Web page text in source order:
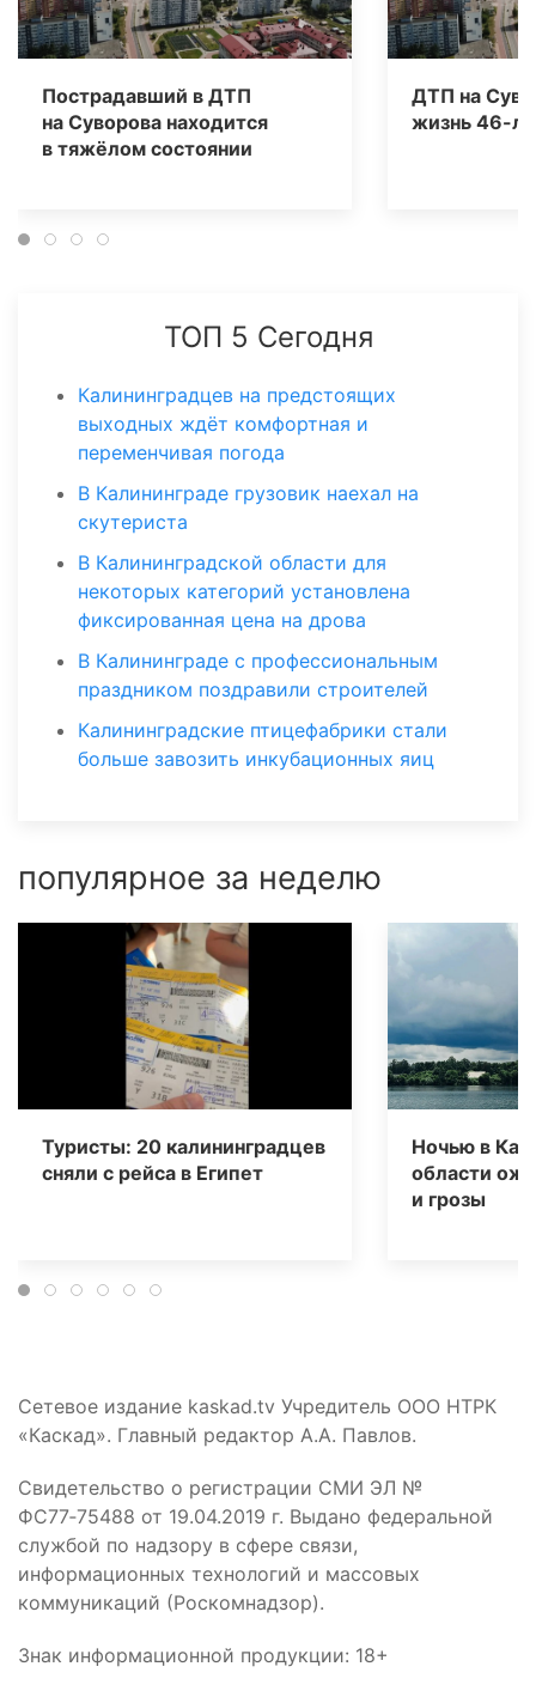
Пострадавший в ДТП
на Суворова находится
в тяжёлом состоянии
ДТП на
жизнь 46-
ТОП 5 Сегодня
Калининградцев на предстоящих
выходных ждёт комфортная и
переменчивая погода
В Калининграде грузовик наехал на
скутериста
В Калининградской области для
некоторых категорий установлена
фиксированная цена на дрова
В Калининграде с профессиональным
праздником поздравили строителей
Калининградские птицефабрики стали
больше завозить инкубационных яиц
популярное за неделю
Туристы: 20 калининградцев
сняли с рейса в Египет
Ночью в
области
и грозы
Сетевое издание kaskad.tv Учредитель ООО НТРК
«Каскад». Главный редактор А.А. Павлов.
Свидетельство о регистрации СМИ ЭЛ №
ФС77‑75488 от 19.04.2019 г. Выдано федеральной
службой по надзору в сфере связи,
информационных технологий и массовых
коммуникаций (Роскомнадзор).
Знак информационной продукции: 18+